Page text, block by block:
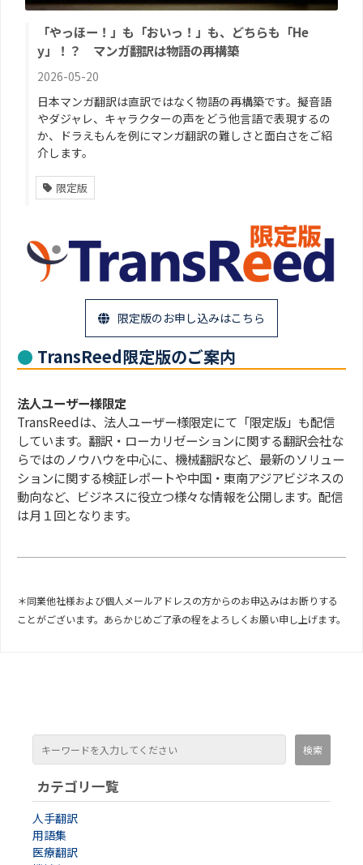
「やっほー！」も「おいっ！」も、どちらも「He
y」！？ マンガ翻訳は物語の再構築
2026-05-20
日本マンガ翻訳は直訳ではなく物語の再構築です。擬音語
やダジャレ、キャラクターの声をどう他言語で表現するの
か、ドラえもんを例にマンガ翻訳の難しさと面白さをご紹
介します。
限定版
限定版のお申し込みはこちら
TransReed限定版のご案内
法人ユーザー様限定
TransReedは、法人ユーザー様限定にて「限定版」も配信
しています。翻訳・ローカリゼーションに関する翻訳会社な
らではのノウハウを中心に、機械翻訳など、最新のソリュー
ションに関する検証レポートや中国・東南アジアビジネスの
動向など、ビジネスに役立つ様々な情報を公開します。配信
は月１回となります。
＊同業他社様および個人メールアドレスの方からのお申込みはお断りする
ことがございます。あらかじめご了承の程をよろしくお願い申し上げます。
カテゴリ一覧
人手翻訳
用語集
医療翻訳